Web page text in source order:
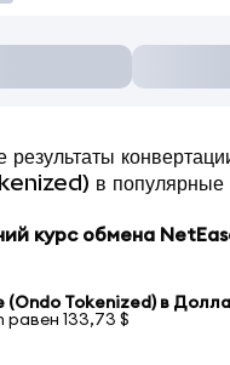
результаты
в популярные
курс обмена
(Ondo Tokenized) в
равен 133,73 $